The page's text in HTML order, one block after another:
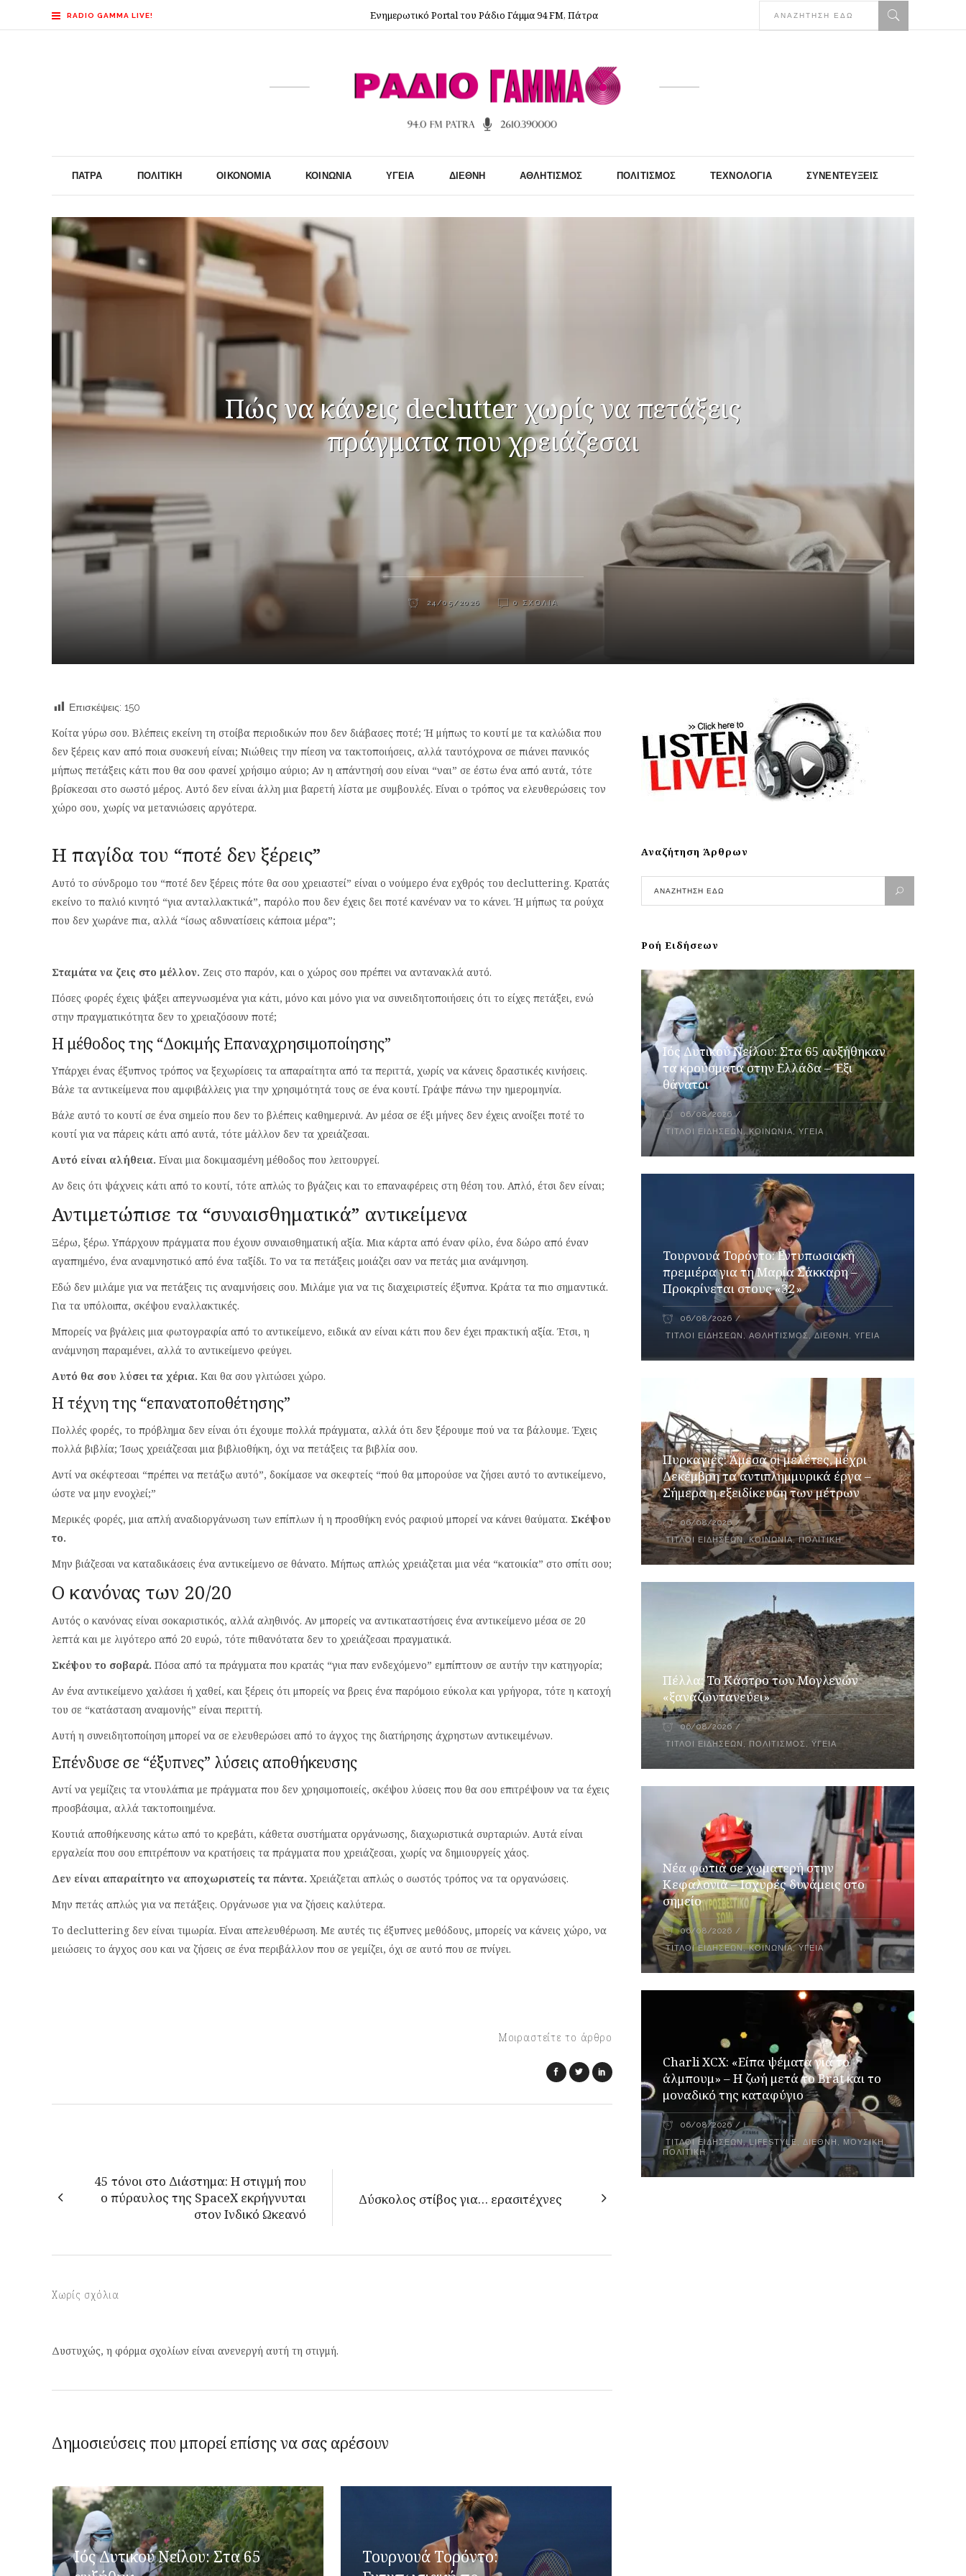
RADIO GAMMA LIVE! Ενημερωτικό Portal του Ράδιο Γάμμα 94 FM, Πάτρα
ΠΆΤΡΑ ΠΟΛΙΤΙΚΉ ΟΙΚΟΝΟΜΊΑ ΚΟΙΝΩΝΊΑ ΥΓΕΊΑ ΔΙΕΘΝΉ ΑΘΛΗΤΙΣΜΌΣ ΠΟΛΙΤΙΣΜΌΣ ΤΕΧΝΟΛΟΓΊΑ ΣΥΝΕΝΤΕΎΞΕΙΣ
Πώς να κάνεις declutter χωρίς να πετάξεις
πράγματα που χρειάζεσαι
24/05/2026 0 ΣΧΌΛΙΑ
Επισκέψεις: 150
Κοίτα γύρω σου. Βλέπεις εκείνη τη στοίβα περιοδικών που δεν διάβασες ποτέ; Ή μήπως το κουτί με τα καλώδια που
δεν ξέρεις καν από ποια συσκευή είναι; Νιώθεις την πίεση να τακτοποιήσεις, αλλά ταυτόχρονα σε πιάνει πανικός
μήπως πετάξεις κάτι που θα σου φανεί χρήσιμο αύριο; Αν η απάντησή σου είναι “ναι” σε έστω ένα από αυτά, τότε
βρίσκεσαι στο σωστό μέρος. Αυτό δεν είναι άλλη μια βαρετή λίστα με συμβουλές. Είναι ο τρόπος να ελευθερώσεις τον
χώρο σου, χωρίς να μετανιώσεις αργότερα.
Η παγίδα του “ποτέ δεν ξέρεις”
Αυτό το σύνδρομο του “ποτέ δεν ξέρεις πότε θα σου χρειαστεί” είναι ο νούμερο ένα εχθρός του decluttering. Κρατάς
εκείνο το παλιό κινητό “για ανταλλακτικά”, παρόλο που δεν έχεις δει ποτέ κανέναν να το κάνει. Ή μήπως τα ρούχα
που δεν χωράνε πια, αλλά “ίσως αδυνατίσεις κάποια μέρα”;
Σταμάτα να ζεις στο μέλλον. Ζεις στο παρόν, και ο χώρος σου πρέπει να αντανακλά αυτό.
Πόσες φορές έχεις ψάξει απεγνωσμένα για κάτι, μόνο και μόνο για να συνειδητοποιήσεις ότι το είχες πετάξει, ενώ
στην πραγματικότητα δεν το χρειαζόσουν ποτέ;
Η μέθοδος της “Δοκιμής Επαναχρησιμοποίησης”
Υπάρχει ένας έξυπνος τρόπος να ξεχωρίσεις τα απαραίτητα από τα περιττά, χωρίς να κάνεις δραστικές κινήσεις.
Βάλε τα αντικείμενα που αμφιβάλλεις για την χρησιμότητά τους σε ένα κουτί. Γράψε πάνω την ημερομηνία.
Βάλε αυτό το κουτί σε ένα σημείο που δεν το βλέπεις καθημερινά. Αν μέσα σε έξι μήνες δεν έχεις ανοίξει ποτέ το
κουτί για να πάρεις κάτι από αυτά, τότε μάλλον δεν τα χρειάζεσαι.
Αυτό είναι αλήθεια. Είναι μια δοκιμασμένη μέθοδος που λειτουργεί.
Αν δεις ότι ψάχνεις κάτι από το κουτί, τότε απλώς το βγάζεις και το επαναφέρεις στη θέση του. Απλό, έτσι δεν είναι;
Αντιμετώπισε τα “συναισθηματικά” αντικείμενα
Ξέρω, ξέρω. Υπάρχουν πράγματα που έχουν συναισθηματική αξία. Μια κάρτα από έναν φίλο, ένα δώρο από έναν
αγαπημένο, ένα αναμνηστικό από ένα ταξίδι. Το να τα πετάξεις μοιάζει σαν να πετάς μια ανάμνηση.
Εδώ δεν μιλάμε για να πετάξεις τις αναμνήσεις σου. Μιλάμε για να τις διαχειριστείς έξυπνα. Κράτα τα πιο σημαντικά.
Για τα υπόλοιπα, σκέψου εναλλακτικές.
Μπορείς να βγάλεις μια φωτογραφία από το αντικείμενο, ειδικά αν είναι κάτι που δεν έχει πρακτική αξία. Έτσι, η
ανάμνηση παραμένει, αλλά το αντικείμενο φεύγει.
Αυτό θα σου λύσει τα χέρια. Και θα σου γλιτώσει χώρο.
Η τέχνη της “επανατοποθέτησης”
Πολλές φορές, το πρόβλημα δεν είναι ότι έχουμε πολλά πράγματα, αλλά ότι δεν ξέρουμε πού να τα βάλουμε. Έχεις
πολλά βιβλία; Ίσως χρειάζεσαι μια βιβλιοθήκη, όχι να πετάξεις τα βιβλία σου.
Αντί να σκέφτεσαι “πρέπει να πετάξω αυτό”, δοκίμασε να σκεφτείς “πού θα μπορούσε να ζήσει αυτό το αντικείμενο,
ώστε να μην ενοχλεί;”
Μερικές φορές, μια απλή αναδιοργάνωση των επίπλων ή η προσθήκη ενός ραφιού μπορεί να κάνει θαύματα. Σκέψου
το.
Μην βιάζεσαι να καταδικάσεις ένα αντικείμενο σε θάνατο. Μήπως απλώς χρειάζεται μια νέα “κατοικία” στο σπίτι σου;
Ο κανόνας των 20/20
Αυτός ο κανόνας είναι σοκαριστικός, αλλά αληθινός. Αν μπορείς να αντικαταστήσεις ένα αντικείμενο μέσα σε 20
λεπτά και με λιγότερο από 20 ευρώ, τότε πιθανότατα δεν το χρειάζεσαι πραγματικά.
Σκέψου το σοβαρά. Πόσα από τα πράγματα που κρατάς “για παν ενδεχόμενο” εμπίπτουν σε αυτήν την κατηγορία;
Αν ένα αντικείμενο χαλάσει ή χαθεί, και ξέρεις ότι μπορείς να βρεις ένα παρόμοιο εύκολα και γρήγορα, τότε η κατοχή
του σε “κατάσταση αναμονής” είναι περιττή.
Αυτή η συνειδητοποίηση μπορεί να σε ελευθερώσει από το άγχος της διατήρησης άχρηστων αντικειμένων.
Επένδυσε σε “έξυπνες” λύσεις αποθήκευσης
Αντί να γεμίζεις τα ντουλάπια με πράγματα που δεν χρησιμοποιείς, σκέψου λύσεις που θα σου επιτρέψουν να τα έχεις
προσβάσιμα, αλλά τακτοποιημένα.
Κουτιά αποθήκευσης κάτω από το κρεβάτι, κάθετα συστήματα οργάνωσης, διαχωριστικά συρταριών. Αυτά είναι
εργαλεία που σου επιτρέπουν να κρατήσεις τα πράγματα που χρειάζεσαι, χωρίς να δημιουργείς χάος.
Δεν είναι απαραίτητο να αποχωριστείς τα πάντα. Χρειάζεται απλώς ο σωστός τρόπος να τα οργανώσεις.
Μην πετάς απλώς για να πετάξεις. Οργάνωσε για να ζήσεις καλύτερα.
Το decluttering δεν είναι τιμωρία. Είναι απελευθέρωση. Με αυτές τις έξυπνες μεθόδους, μπορείς να κάνεις χώρο, να
μειώσεις το άγχος σου και να ζήσεις σε ένα περιβάλλον που σε γεμίζει, όχι σε αυτό που σε πνίγει.
Μοιραστείτε το άρθρο
45 τόνοι στο Διάστημα: Η στιγμή που
ο πύραυλος της SpaceX εκρήγνυται
στον Ινδικό Ωκεανό
Δύσκολος στίβος για… ερασιτέχνες
Χωρίς σχόλια
Δυστυχώς, η φόρμα σχολίων είναι ανενεργή αυτή τη στιγμή.
Δημοσιεύσεις που μπορεί επίσης να σας αρέσουν
Ιός Δυτικού Νείλου: Στα 65
Τουρνουά Τορόντο:
Αναζήτηση Άρθρων
Ροή Ειδήσεων
Ιός Δυτικού Νείλου: Στα 65 αυξήθηκαν
τα κρούσματα στην Ελλάδα – Έξι
θάνατοι
06/08/2026
ΤΊΤΛΟΙ ΕΙΔΉΣΕΩΝ,ΚΟΙΝΩΝΊΑ,ΥΓΕΊΑ
Τουρνουά Τορόντο: Εντυπωσιακή
πρεμιέρα για τη Μαρία Σάκκαρη –
Προκρίνεται στους «32»
06/08/2026
ΤΊΤΛΟΙ ΕΙΔΉΣΕΩΝ ,ΑΘΛΗΤΙΣΜΌΣ,ΔΙΕΘΝΉ ,ΥΓΕΊΑ
Πυρκαγιές: Άμεσα οι μελέτες, μέχρι
Δεκέμβρη τα αντιπλημμυρικά έργα –
Σήμερα η εξειδίκευση των μέτρων
06/08/2026
ΤΊΤΛΟΙ ΕΙΔΉΣΕΩΝ,ΚΟΙΝΩΝΙΑ,ΠΟΛΙΤΙΚΉ
Πέλλα: Το Κάστρο των Μογλενών
«ξαναζωντανεύει»
06/08/2026
ΤΊΤΛΟΙ ΕΙΔΉΣΕΩΝ , ΠΟΛΙΤΙΣΜΌΣ,ΥΓΕΊΑ
Νέα φωτιά σε χωματερή στην
Κεφαλονιά – Ισχυρές δυνάμεις στο
σημείο
06/08/2026
ΤΊΤΛΟΙ ΕΙΔΉΣΕΩΝ,ΚΟΙΝΩΝΙΑ,ΥΓΕΊΑ
Charli XCX: «Είπα ψέματα για το
άλμπουμ» – Η ζωή μετά το Brat και το
μοναδικό της καταφύγιο
06/08/2026
ΤΊΤΛΟΙ ΕΙΔΉΣΕΩΝ,LIFESTYLE ,ΔΙΕΘΝΉ , ΜΟΥΣΙΚΉ,
ΠΟΛΙΤΙΚΉ